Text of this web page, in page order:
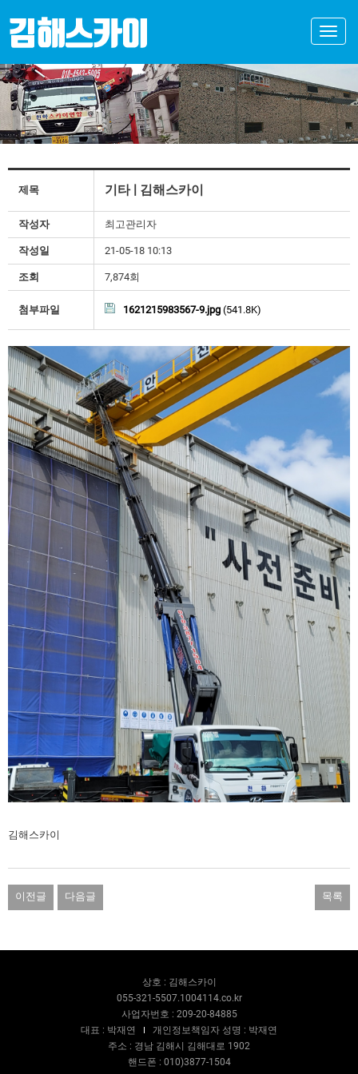
Toggle
제목 기타 | 김해스카이
작성자 최고관리자
작성일 21-05-18 10:13
조회 7,874회
첨부파일 1621215983567-9.jpg (541.8K)
김해스카이
이전글 다음글 목록
상호 : 김해스카이
055-321-5507.1004114.co.kr
사업자번호 : 209-20-84885
대표 : 박재연
개인정보책임자 성명 : 박재연
주소 : 경남 김해시 김해대로 1902
핸드폰 : 010)3877-1504